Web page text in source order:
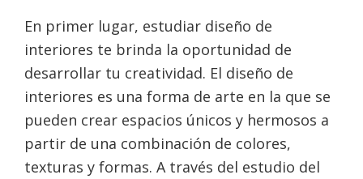
En primer lugar, estudiar diseño de
interiores te brinda la oportunidad de
desarrollar tu creatividad. El diseño de
interiores es una forma de arte en la que se
pueden crear espacios únicos y hermosos a
partir de una combinación de colores,
texturas y formas. A través del estudio del